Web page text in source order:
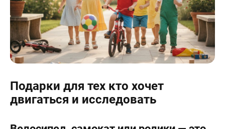
Подарки для тех кто хочет
двигаться и исследовать